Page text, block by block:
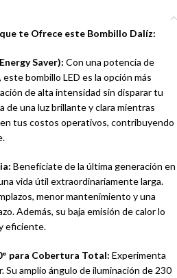
te Ofrece este Bombillo Dalíz:
Saver): Con una potencia de
bombillo LED es la opción más
de alta intensidad sin disparar tu
una luz brillante y clara mientras
tus costos operativos, contribuyendo
Benefíciate de la última generación en
vida útil extraordinariamente larga.
menor mantenimiento y una
Además, su baja emisión de calor lo
eficiente.
para Cobertura Total: Experimenta
amplio ángulo de iluminación de 230